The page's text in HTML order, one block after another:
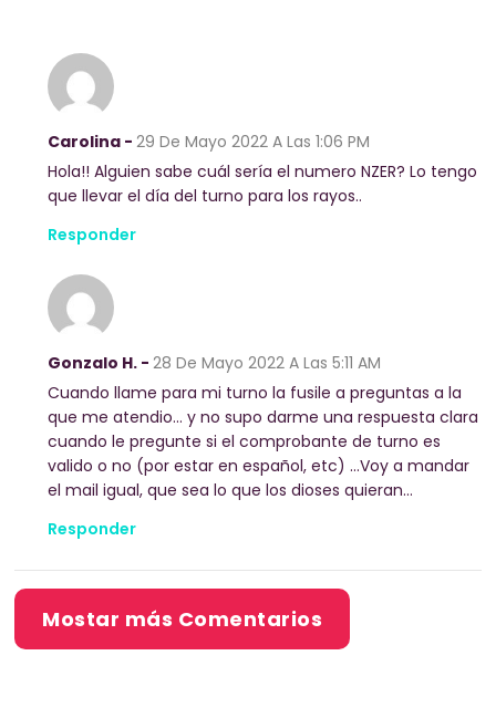
Carolina - 29 De Mayo 2022 A Las 1:06 PM
Hola!! Alguien sabe cuál sería el numero NZER? Lo tengo
que llevar el día del turno para los rayos..
Responder
Gonzalo H. - 28 De Mayo 2022 A Las 5:11 AM
Cuando llame para mi turno la fusile a preguntas a la
que me atendio… y no supo darme una respuesta clara
cuando le pregunte si el comprobante de turno es
valido o no (por estar en español, etc) …Voy a mandar
el mail igual, que sea lo que los dioses quieran…
Responder
Mostar más Comentarios